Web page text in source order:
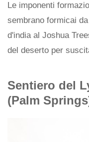
Le imponenti
sembrano formicai
d'india al Joshua
del deserto per
Sentiero del
(Palm